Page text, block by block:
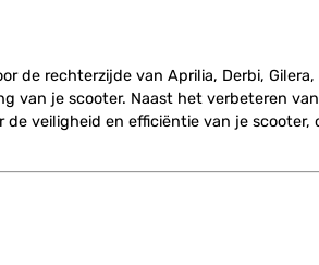
de rechterzijde van Aprilia, Derbi, Gilera,
van je scooter. Naast het verbeteren
veiligheid en efficiëntie van je